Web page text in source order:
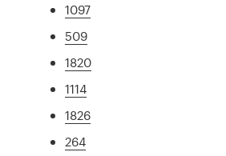
1097
509
1820
1114
1826
264